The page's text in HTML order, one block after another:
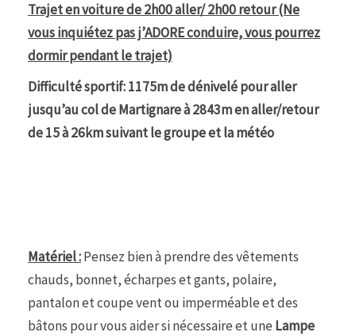
Trajet en voiture de 2h00 aller/ 2h00 retour (Ne
vous inquiétez pas j’ADORE conduire, vous pourrez
dormir pendant le trajet)
Difficulté sportif: 1175m de dénivelé pour aller
jusqu’au col de Martignare à 2843m en aller/retour
de 15 à 26km suivant le groupe et la météo
Matériel :Pensez bien à prendre des vêtements
chauds, bonnet, écharpes et gants, polaire,
pantalon et coupe vent ou imperméable et des
bâtons pour vous aider si nécessaire et uneLampe